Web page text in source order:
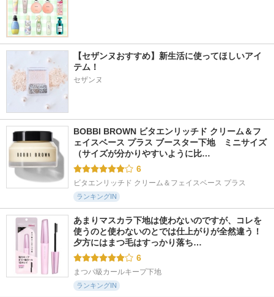
【セザンヌおすすめ】新生活に使ってほしいアイ
テム！
セザンヌ
BOBBI BROWN ビタエンリッチド クリーム＆フ
ェイスベース プラス ブースター下地　ミニサイズ
（サイズが分かりやすいように比…
6
ビタエンリッチド クリーム＆フェイスベース プラス
ランキングIN
あまりマスカラ下地は使わないのですが、コレを
使うのと使わないのとでは仕上がりが全然違う！
夕方にはまつ毛はすっかり落ち…
6
まつパ級カールキープ下地
ランキングIN